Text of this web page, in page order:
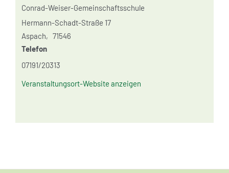
Conrad-Weiser-Gemeinschaftsschule
Hermann-Schadt-Straße 17
Aspach, 71546
Telefon
07191/20313
Veranstaltungsort-Website anzeigen